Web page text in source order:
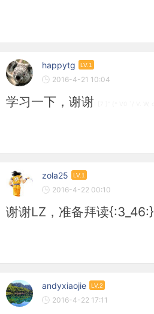
happytg LV.1
2016-4-21 10:04
学习一下，谢谢
zola25 LV.1
2016-4-22 00:10
谢谢LZ，准备拜读{:3_46:}
andyxiaojie LV.2
2016-4-22 17:11